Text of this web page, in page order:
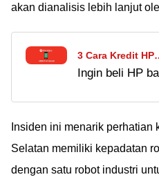
akan dianalisis lebih lanjut
3 Cara Kredit HP
Akulaku,
Ingin beli HP
kredit HP di
yang mudah
praktis untuk
Insiden ini menarik perhatian
Selatan memiliki kepadatan
dengan satu robot industri